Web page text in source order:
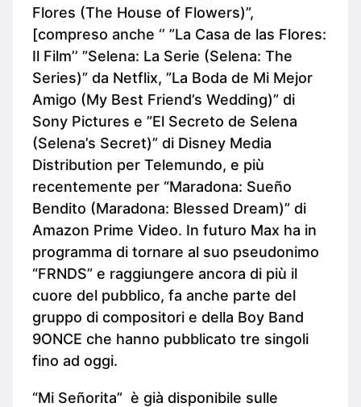
Flores (The House of Flowers)”,
[compreso anche ‘’ ”La Casa de las Flores:
Il Film’’ ”Selena: La Serie (Selena: The
Series)” da Netflix, ”La Boda de Mi Mejor
Amigo (My Best Friend’s Wedding)” di
Sony Pictures e ”El Secreto de Selena
(Selena’s Secret)” di Disney Media
Distribution per Telemundo, e più
recentemente per “Maradona: Sueño
Bendito (Maradona: Blessed Dream)” di
Amazon Prime Video. In futuro Max ha in
programma di tornare al suo pseudonimo
“FRNDS” e raggiungere ancora di più il
cuore del pubblico, fa anche parte del
gruppo di compositori e della Boy Band
9ONCE che hanno pubblicato tre singoli
fino ad oggi.
“Mi Señorita” è già disponibile sulle